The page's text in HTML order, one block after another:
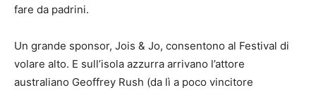
fare da padrini.
Un grande sponsor, Jois & Jo, consentono al Festival di
volare alto. E sull’isola azzurra arrivano l’attore
australiano Geoffrey Rush (da lì a poco vincitore